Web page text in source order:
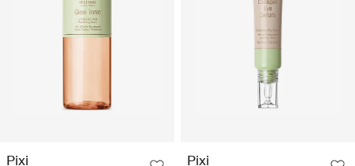
Pixi Pixi